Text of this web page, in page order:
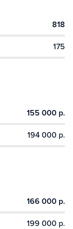
818
175
155 000 р.
194 000 р.
166 000 р.
199 000 р.